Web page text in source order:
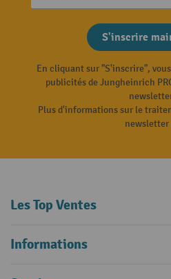
S'inscrire
En cliquant sur "S'inscrire",
publicités de Jungheinrich
Plus d'informations sur le
newsletter
Les Top Ventes
Informations